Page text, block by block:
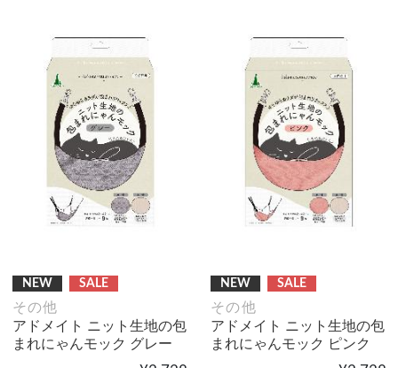
NEW SALE
その他
アドメイト ニット生地の包
まれにゃんモック グレー
NEW SALE
その他
アドメイト ニット生地の包
まれにゃんモック ピンク